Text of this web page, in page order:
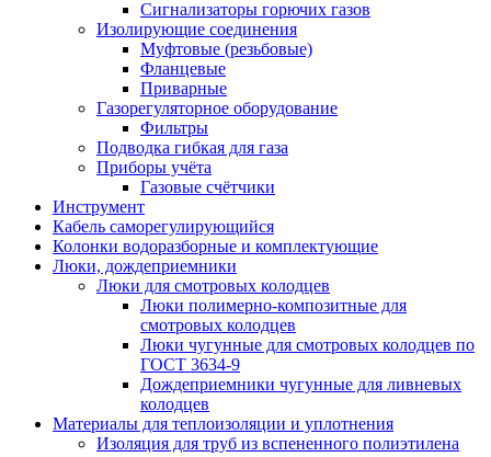
Сигнализаторы горючих газов
Изолирующие соединения
Муфтовые (резьбовые)
Фланцевые
Приварные
Газорегуляторное оборудование
Фильтры
Подводка гибкая для газа
Приборы учёта
Газовые счётчики
Инструмент
Кабель саморегулирующийся
Колонки водоразборные и комплектующие
Люки, дождеприемники
Люки для смотровых колодцев
Люки полимерно-композитные для
смотровых колодцев
Люки чугунные для смотровых колодцев по
ГОСТ 3634-9
Дождеприемники чугунные для ливневых
колодцев
Материалы для теплоизоляции и уплотнения
Изоляция для труб из вспененного полиэтилена